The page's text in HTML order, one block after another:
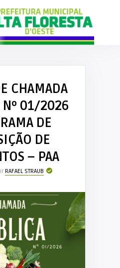
CHAMADA
Nº 01/2026
DE
DE
– PAA
RAFAEL STRAUB